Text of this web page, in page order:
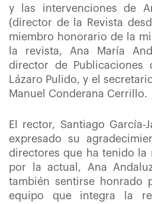
y las intervenciones de
(director de la Revista
miembro honorario de la
la revista, Ana María
director de Publicaciones
Lázaro Pulido, y el
Manuel Conderana Cerrillo.
El rector, Santiago García-
expresado su
directores que ha tenido la
por la actual, Ana
también sentirse honrado
equipo que integra la